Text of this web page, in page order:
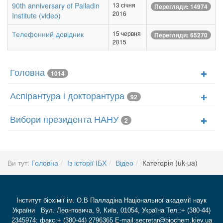
90th anniversary of Palladin
Institute (video)
13 січня
2016
Перегляди: 14974
Телефонний довідник
15 червня
2015
Перегляди: 65270
Головна 1014
Аспірантура і докторантура 92
Вибори президента НАНУ 2
Ви тут: Головна Із історії ІБХ Відео Категорія (uk-ua)
Інститут біохімії ім. О.В Палладіна Національної академії наук
України Вул. Леонтовича, 9, Київ, 01054, Україна Тел.:+ (380-44)
2345974; факс:+ (380-44) 2796365 E-mail:secretar@biochem.kiev.ua